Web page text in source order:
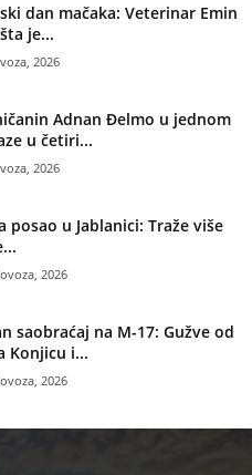
dan mačaka: Veterinar Emin
je...
2026
Adnan Đelmo u jednom
u četiri...
2026
posao u Jablanici: Traže više
2026
saobraćaj na M-17: Gužve od
Konjicu i...
2026